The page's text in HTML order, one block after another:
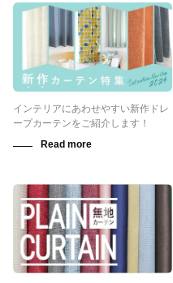
インテリアにあわせやすい新作ドレ
ープカーテンをご紹介します！